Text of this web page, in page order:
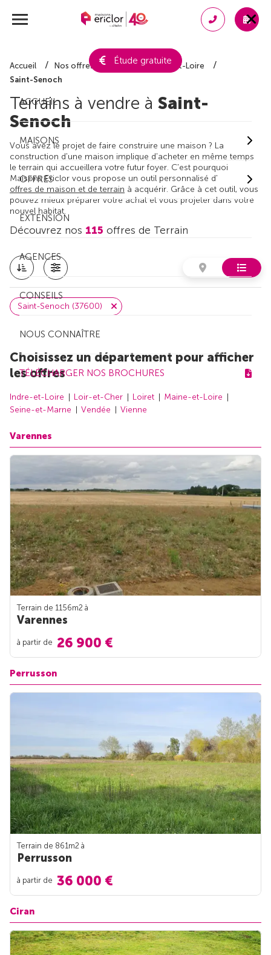
Étude gratuite
ACCUEIL
MAISONS
OFFRES
EXTENSION
AGENCES
CONSEILS
NOUS CONNAÎTRE
TÉLÉCHARGER NOS BROCHURES
Accueil Nos offres de terrain
Indre-et-Loire
Saint-Senoch
Terrains à vendre à Saint-
Senoch
Vous avez le projet de faire construire une maison ? La
construction d'une maison implique d'acheter en même temps
le terrain qui accueillera votre futur foyer. C'est pourquoi
Maisons Ericlor vous propose un outil personnalisé d'
offres de maison et de terrain à acquérir. Grâce à cet outil, vous
pouvez mieux préparer votre achat et vous projeter dans votre
nouvel habitat.
Découvrez nos 115 offres de Terrain
Saint-Senoch (37600)
Choisissez un département pour afficher
les offres
Indre-et-Loire Loir-et-Cher Loiret
Maine-et-Loire
Seine-et-Marne
Vendée Vienne
Varennes
Terrain de 1156m2 à
Varennes
à partir de 26 900 €
Perrusson
Terrain de 861m2 à
Perrusson
à partir de 36 000 €
Ciran